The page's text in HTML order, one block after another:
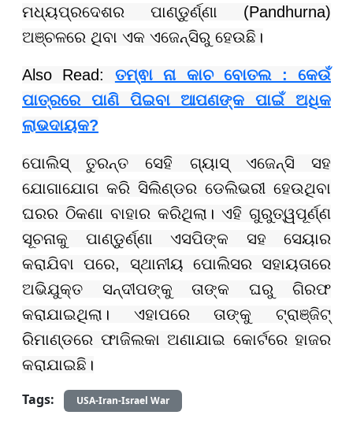
ମଧ୍ୟପ୍ରଦେଶର ପାଣ୍ଡୁର୍ଣ୍ଣା (Pandhurna)
ଅଞ୍ଚଳରେ ଥିବା ଏକ ଏଜେନ୍ସିରୁ ହେଉଛି।
Also Read: ତମ୍ଵା ନା କାଚ ବୋତଲ : କେଉଁ
ପାତ୍ରରେ ପାଣି ପିଇବା ଆପଣଙ୍କ ପାଇଁ ଅଧିକ
ଲାଭଦାୟକ?
ପୋଲିସ୍ ତୁରନ୍ତ ସେହି ଗ୍ୟାସ୍ ଏଜେନ୍ସି ସହ
ଯୋଗାଯୋଗ କରି ସିଲିଣ୍ଡର ଡେଲିଭରୀ ହେଉଥିବା
ଘରର ଠିକଣା ବାହାର କରିଥିଲା। ଏହି ଗୁରୁତ୍ୱପୂର୍ଣ୍ଣ
ସୂଚନାକୁ ପାଣ୍ଡୁର୍ଣ୍ଣା ଏସପିଙ୍କ ସହ ସେୟାର
କରାଯିବା ପରେ, ସ୍ଥାନୀୟ ପୋଲିସର ସହାୟତାରେ
ଅଭିଯୁକ୍ତ ସନ୍ଦୀପଙ୍କୁ ତାଙ୍କ ଘରୁ ଗିରଫ
କରାଯାଇଥିଲା। ଏହାପରେ ତାଙ୍କୁ ଟ୍ରାଞ୍ଜିଟ୍
ରିମାଣ୍ଡରେ ଫାଜିଲକା ଅଣାଯାଇ କୋର୍ଟରେ ହାଜର
କରାଯାଇଛି।
Tags:
USA-Iran-Israel War